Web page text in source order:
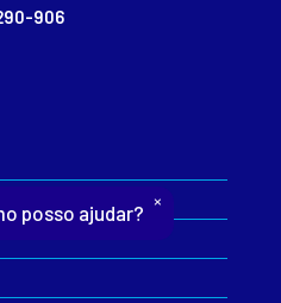
906
posso ajudar?
×